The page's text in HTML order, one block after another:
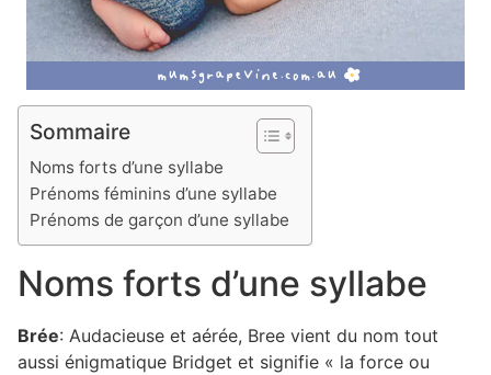
Sommaire
Noms forts d’une syllabe
Prénoms féminins d’une syllabe
Prénoms de garçon d’une syllabe
Noms forts d’une syllabe
Brée: Audacieuse et aérée, Bree vient du nom tout
aussi énigmatique Bridget et signifie « la force ou